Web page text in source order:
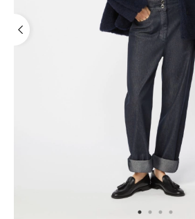
막스마라의 세계로
을 초대합니다